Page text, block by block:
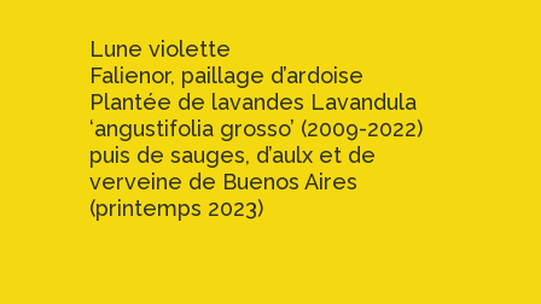
Lune violette
Falienor, paillage d’ardoise
Plantée de lavandes Lavandula
‘angustifolia grosso’ (2009-2022)
puis de sauges, d’aulx et de
verveine de Buenos Aires
(printemps 2023)